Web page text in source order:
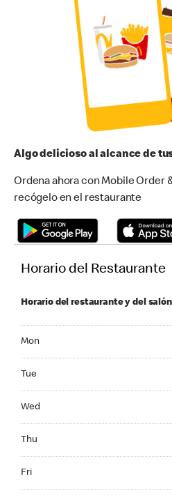
Algo delicioso al alcance de
Ordena ahora con Mobile Order
recógelo en el restaurante
Horario del Restaurante
Horario del restaurante y del salón
Mon
Tue
Wed
Thu
Fri